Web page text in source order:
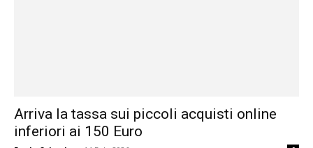
Arriva la tassa sui piccoli acquisti online
inferiori ai 150 Euro